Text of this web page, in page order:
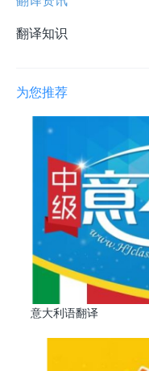
翻译知识
为您推荐
意大利语翻译